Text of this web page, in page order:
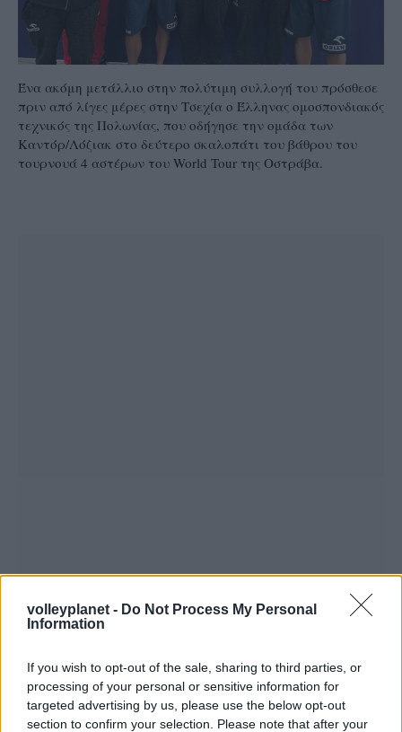
volleyplanet - Do Not Process My Personal
Information
If you wish to opt-out of the sale, sharing to third parties, or
processing of your personal or sensitive information for
targeted advertising by us, please use the below opt-out
section to confirm your selection. Please note that after your
Ένα ακόμη μετάλλιο στην πολύτιμη συλλογή του πρόσθεσε
πριν από λίγες μέρες στην Τσεχία ο Έλληνας ομοσπονδιακός
τεχνικός της Πολωνίας, που οδήγησε την ομάδα των
Καντόρ/Λόζιακ στο δεύτερο σκαλοπάτι του βάθρου του
τουρνουά 4 αστέρων του World Tour της Οστράβα.